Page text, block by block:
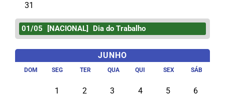
31
01/05 [NACIONAL] Dia do Trabalho
JUNHO
DOM SEG TER QUA QUI SEX SÁB
1 2 3 4 5 6